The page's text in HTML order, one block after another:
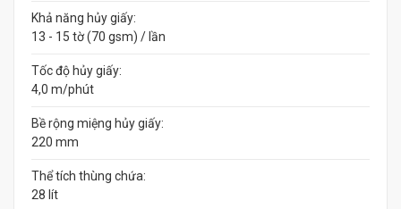
Khả năng hủy giấy:
13 - 15 tờ (70 gsm) / lần
Tốc độ hủy giấy:
4,0 m/phút
Bề rộng miệng hủy giấy:
220 mm
Thể tích thùng chứa:
28 lít